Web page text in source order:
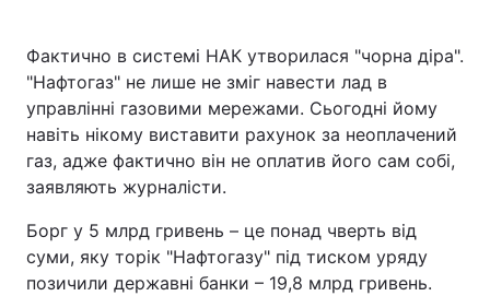
Фактично в системі НАК утворилася "чорна діра".
"Нафтогаз" не лише не зміг навести лад в
управлінні газовими мережами. Сьогодні йому
навіть нікому виставити рахунок за неоплачений
газ, адже фактично він не оплатив його сам собі,
заявляють журналісти.
Борг у 5 млрд гривень – це понад чверть від
суми, яку торік "Нафтогазу" під тиском уряду
позичили державні банки – 19,8 млрд гривень.